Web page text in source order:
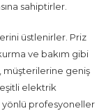
sahiptirler.
üstlenirler. Priz
ve bakım gibi
müşterilerine geniş
elektrik
yönlü profesyoneller